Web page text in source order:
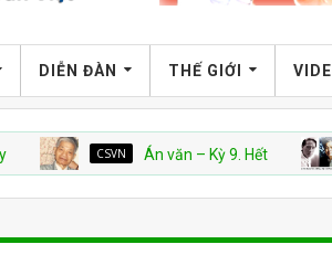
DIỄN ĐÀN THẾ GIỚI
CSVN Án văn – Kỳ 9. Hết CSVN